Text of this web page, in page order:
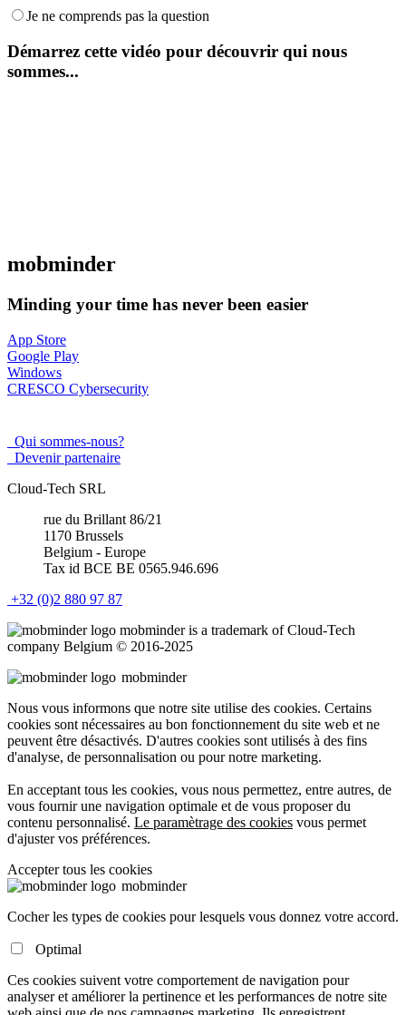
Je ne comprends pas la question
Démarrez cette vidéo pour découvrir qui nous
sommes...
mobminder
Minding your time has never been easier
App Store
Google Play
Windows
CRESCO Cybersecurity
Qui sommes-nous?
Devenir partenaire
Cloud-Tech SRL
rue du Brillant 86/21
1170 Brussels
Belgium - Europe
Tax id BCE BE 0565.946.696
+32 (0)2 880 97 87
mobminderis a trademark of Cloud-Tech
company Belgium © 2016-2025
mobminder
Nous vous informons que notre site utilise des cookies. Certains
cookies sont nécessaires au bon fonctionnement du site web et ne
peuvent être désactivés. D'autres cookies sont utilisés à des fins
d'analyse, de personnalisation ou pour notre marketing.
En acceptant tous les cookies, vous nous permettez, entre autres, de
vous fournir une navigation optimale et de vous proposer du
contenu personnalisé. Le paramètrage des cookies vous permet
d'ajuster vos préférences.
Accepter tous les cookies
mobminder
Cocher les types de cookies pour lesquels vous donnez votre accord.
Optimal
Ces cookies suivent votre comportement de navigation pour
analyser et améliorer la pertinence et les performances de notre site